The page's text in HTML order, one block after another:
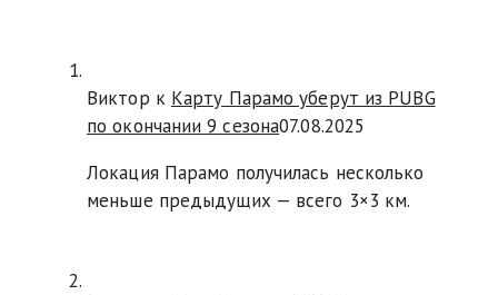
Виктор к Карту Парамо уберут из PUBG
по окончании 9 сезона07.08.2025
Локация Парамо получилась несколько
меньше предыдущих — всего 3×3 км.